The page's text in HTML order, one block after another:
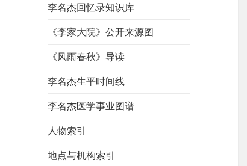
李名杰回忆录知识库
《李家大院》公开来源图
《风雨春秋》导读
李名杰生平时间线
李名杰医学事业图谱
人物索引
地点与机构索引